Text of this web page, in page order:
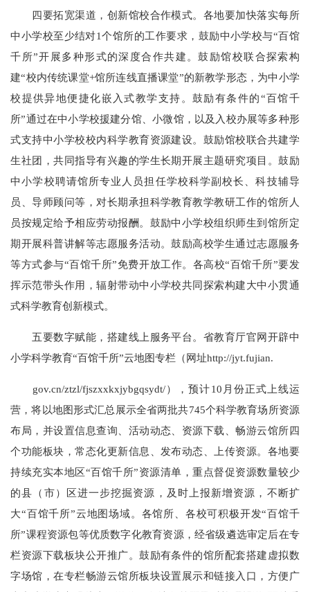
四要拓宽渠道，创新馆校合作模式。各地要加快落实每所
中小学校至少结对1个馆所的工作要求，鼓励中小学校与“百馆
千所”开展多种形式的深度合作共建。鼓励馆校联合探索构
建“校内传统课堂+馆所连线直播课堂”的新教学形态，为中小学
校提供异地便捷化嵌入式教学支持。鼓励有条件的“百馆千
所”通过在中小学校援建分馆、小微馆，以及入校办展等多种形
式支持中小学校校内科学教育资源建设。鼓励馆校联合共建学
生社团，共同指导有兴趣的学生长期开展主题研究项目。鼓励
中小学校聘请馆所专业人员担任学校科学副校长、科技辅导
员、导师顾问等，对长期承担科学教育教学教研工作的馆所人
员按规定给予相应劳动报酬。鼓励中小学校组织师生到馆所定
期开展科普讲解等志愿服务活动。鼓励高校学生通过志愿服务
等方式参与“百馆千所”免费开放工作。各高校“百馆千所”要发
挥示范带头作用，辐射带动中小学校共同探索构建大中小贯通
式科学教育创新模式。
五要数字赋能，搭建线上服务平台。省教育厅官网开辟中
小学科学教育“百馆千所”云地图专栏（网址http://jyt.fujian.
gov.cn/ztzl/fjszxxkxjybgqsydt/），预计10月份正式上线运
营，将以地图形式汇总展示全省两批共745个科学教育场所资源
布局，并设置信息查询、活动动态、资源下载、畅游云馆所四
个功能板块，常态化更新信息、发布动态、上传资源。各地要
持续充实本地区“百馆千所”资源清单，重点督促资源数量较少
的县（市）区进一步挖掘资源，及时上报新增资源，不断扩
大“百馆千所”云地图场域。各馆所、各校可积极开发“百馆千
所”课程资源包等优质数字化教育资源，经省级遴选审定后在专
栏资源下载板块公开推广。鼓励有条件的馆所配套搭建虚拟数
字场馆，在专栏畅游云馆所板块设置展示和链接入口，方便广